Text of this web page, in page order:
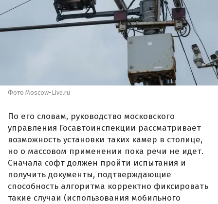
Фото Moscow-Live.ru
По его словам, руководство московского
управления Госавтоинспекции рассматривает
возможность установки таких камер в столице,
но о массовом применении пока речи не идет.
Сначала софт должен пройти испытания и
получить документы, подтверждающие
способность алгоритма корректно фиксировать
такие случаи (использования мобильного